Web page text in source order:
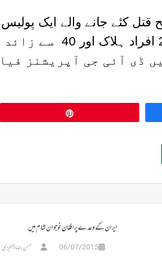
کئے جانے والے ایک
سے زائد
ڈی آئی جی آپریشنز
ایران کے وعدے پر افغان نوجوان شام میں
06/07/2015 حسن رضا چنگیزی